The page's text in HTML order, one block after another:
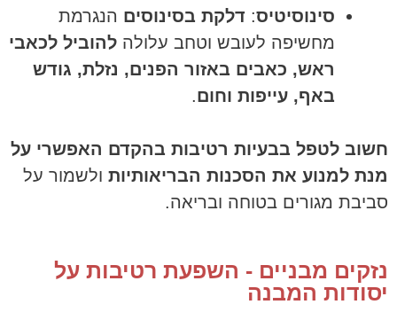
סינוסיטיס: דלקת בסינוסים הנגרמת
מחשיפה לעובש וטחב עלולה להוביל לכאבי
ראש, כאבים באזור הפנים, נזלת, גודש
באף, עייפות וחום.
חשוב לטפל בבעיות רטיבות בהקדם האפשרי על
מנת למנוע את הסכנות הבריאותיות ולשמור על
סביבת מגורים בטוחה ובריאה.
נזקים מבניים - השפעת רטיבות על
יסודות המבנה